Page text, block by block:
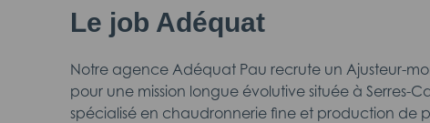
Le job Adéquat
Notre agence Adéquat Pau recrute un Ajusteur-
pour une mission longue évolutive située à Serres-
spécialisé en chaudronnerie fine et production de